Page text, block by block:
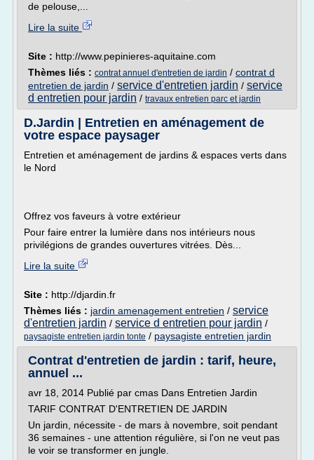
de pelouse,...
Lire la suite
Site : http://www.pepinieres-aquitaine.com
Thèmes liés : contrat annuel d'entretien de jardin / contrat d
entretien de jardin / service d'entretien jardin / service
d entretien pour jardin / travaux entretien parc et jardin
D.Jardin | Entretien en aménagement de
votre espace paysager
Entretien et aménagement de jardins & espaces verts dans
le Nord
Offrez vos faveurs à votre extérieur
Pour faire entrer la lumière dans nos intérieurs nous
privilégions de grandes ouvertures vitrées. Dès...
Lire la suite
Site : http://djardin.fr
Thèmes liés : jardin amenagement entretien / service
d'entretien jardin / service d entretien pour jardin /
paysagiste entretien jardin tonte / paysagiste entretien jardin
Contrat d'entretien de jardin : tarif, heure,
annuel ...
avr 18, 2014 Publié par cmas Dans Entretien Jardin
TARIF CONTRAT D'ENTRETIEN DE JARDIN
Un jardin, nécessite - de mars à novembre, soit pendant
36 semaines - une attention régulière, si l'on ne veut pas
le voir se transformer en jungle.